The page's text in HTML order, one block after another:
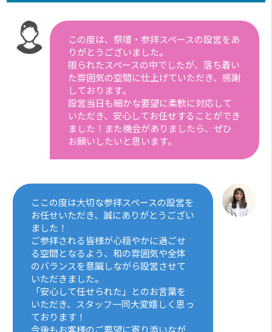
この度は、祭壇・参拝スペースの設営をあ
りがとうございました。
限られたスペースの中でしたが、落ち着い
た雰囲気の空間に仕上げていただき、感謝
しております。
設営当日も細かな要望に柔軟に対応して
いただき、安心してお任せすることができ
ました！また機会がありましたら、ぜひ
お願いしたいと思います。
ここの度は大切な参拝スペースの設営を
お任せいただき、誠にありがとうござい
ました！
ご参拝される皆様が心穏やかに過ごせ
る空間となるよう、和の雰囲気や全体
のバランスを意識しながら設営させて
いただきました。
「安心して任せられた」とのお言葉を
いただき、スタッフ一同大変嬉しく思っ
ております！
今後もお客様のご要望に寄り添いなが